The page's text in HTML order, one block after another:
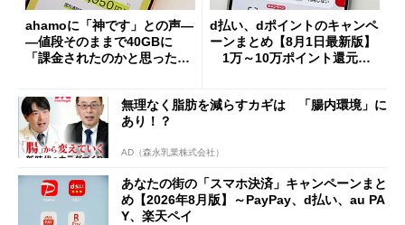
ahamoに「神です」との声―
―値段そのままで40GBに
「課金されたのかと思った」
d払い、dポイントのキャンペ
ーンまとめ【8月1日最新版】
1万～10万ポイント還元の
無理なく脂肪を減らすカギは 「腸内環境」に
あり！？
AD（森永乳業株式会社）
あなたの街の「スマホ決済」キャンペーンまと
め【2026年8月版】～PayPay、d払い、au PA
Y、楽天ペイ